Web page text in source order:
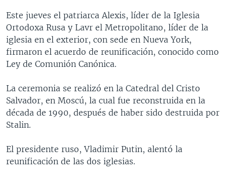
CHILE
PERÚ
ECUADOR
VENEZUELA
BRASIL
EL SALVADOR
GUATEMALA
HONDURAS
NICARAGUA
INMIGRACIÓN
LIBERTAD DE PRENSA
MUNDO
ECONOMÍA
ENTRETENIMIENTO Y CULTURA
TECNOLOGÍA
DEPORTES
ESPECIALES DE LA VOA
LIBERTAD DE PRENSA
UCRANIA
MULTIMEDIA
VIDEOS
FOTOGRAFÍA
AUDIOS
PROGRAMAS TV
EL MUNDO AL DÍA
FORO INTERAMERICANO
LAS CLAVES
RADIO
AVANCE INFORMATIVO
BUENOS DÍAS AMÉRICA
DIRECT
Este jueves el patriarca Alexis, líder de la Iglesia
Ortodoxa Rusa y Lavr el Metropolitano, líder de la
iglesia en el exterior, con sede en Nueva York,
firmaron el acuerdo de reunificación, conocido como
Ley de Comunión Canónica.
La ceremonia se realizó en la Catedral del Cristo
Salvador, en Moscú, la cual fue reconstruida en la
década de 1990, después de haber sido destruida por
Stalin.
El presidente ruso, Vladimir Putin, alentó la
reunificación de las dos iglesias.